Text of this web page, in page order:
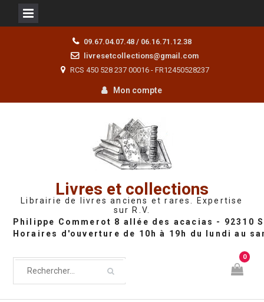
09.67.04.07.48 / 06.16.71.12.38
livresetcollections@gmail.com
RCS 450 528 237 00016 - FR12450528237
Mon compte
Livres et collections
Librairie de livres anciens et rares. Expertise
sur R.V.
0